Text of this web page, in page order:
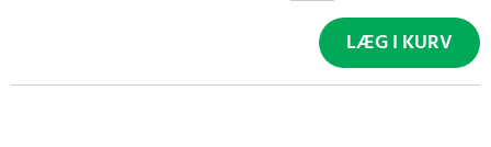
LÆG I KURV